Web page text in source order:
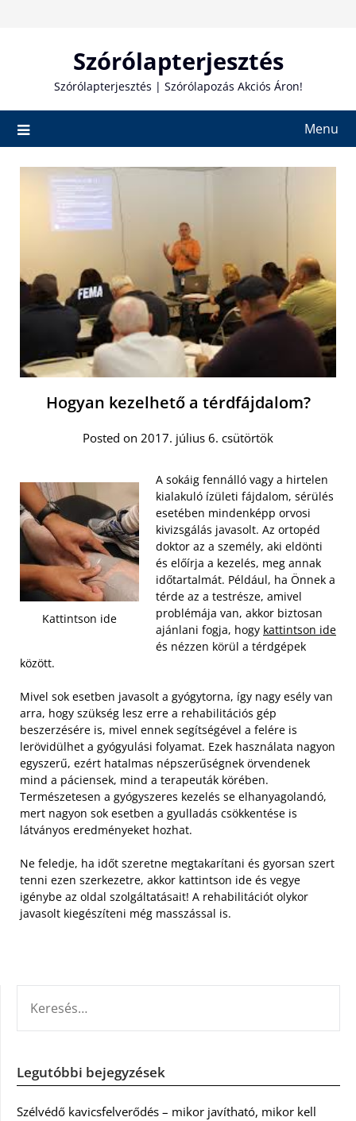
Szórólapterjesztés
Szórólapterjesztés | Szórólapozás Akciós Áron!
Menu
Hogyan kezelhető a térdfájdalom?
Posted on 2017. július 6. csütörtök
Kattintson ide
A sokáig fennálló vagy a hirtelen
kialakuló ízületi fájdalom, sérülés
esetében mindenképp orvosi
kivizsgálás javasolt. Az ortopéd
doktor az a személy, aki eldönti
és előírja a kezelés, meg annak
időtartalmát. Például, ha Önnek a
térde az a testrésze, amivel
problémája van, akkor biztosan
ajánlani fogja, hogy kattintson ide
és nézzen körül a térdgépek
között.
Mivel sok esetben javasolt a gyógytorna, így nagy esély van
arra, hogy szükség lesz erre a rehabilitációs gép
beszerzésére is, mivel ennek segítségével a felére is
lerövidülhet a gyógyulási folyamat. Ezek használata nagyon
egyszerű, ezért hatalmas népszerűségnek örvendenek
mind a páciensek, mind a terapeuták körében.
Természetesen a gyógyszeres kezelés se elhanyagolandó,
mert nagyon sok esetben a gyulladás csökkentése is
látványos eredményeket hozhat.
Ne feledje, ha időt szeretne megtakarítani és gyorsan szert
tenni ezen szerkezetre, akkor kattintson ide és vegye
igénybe az oldal szolgáltatásait! A rehabilitációt olykor
javasolt kiegészíteni még masszással is.
Legutóbbi bejegyzések
Szélvédő kavicsfelverődés – mikor javítható, mikor kell